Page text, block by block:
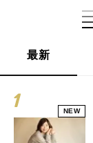
最新
NEW